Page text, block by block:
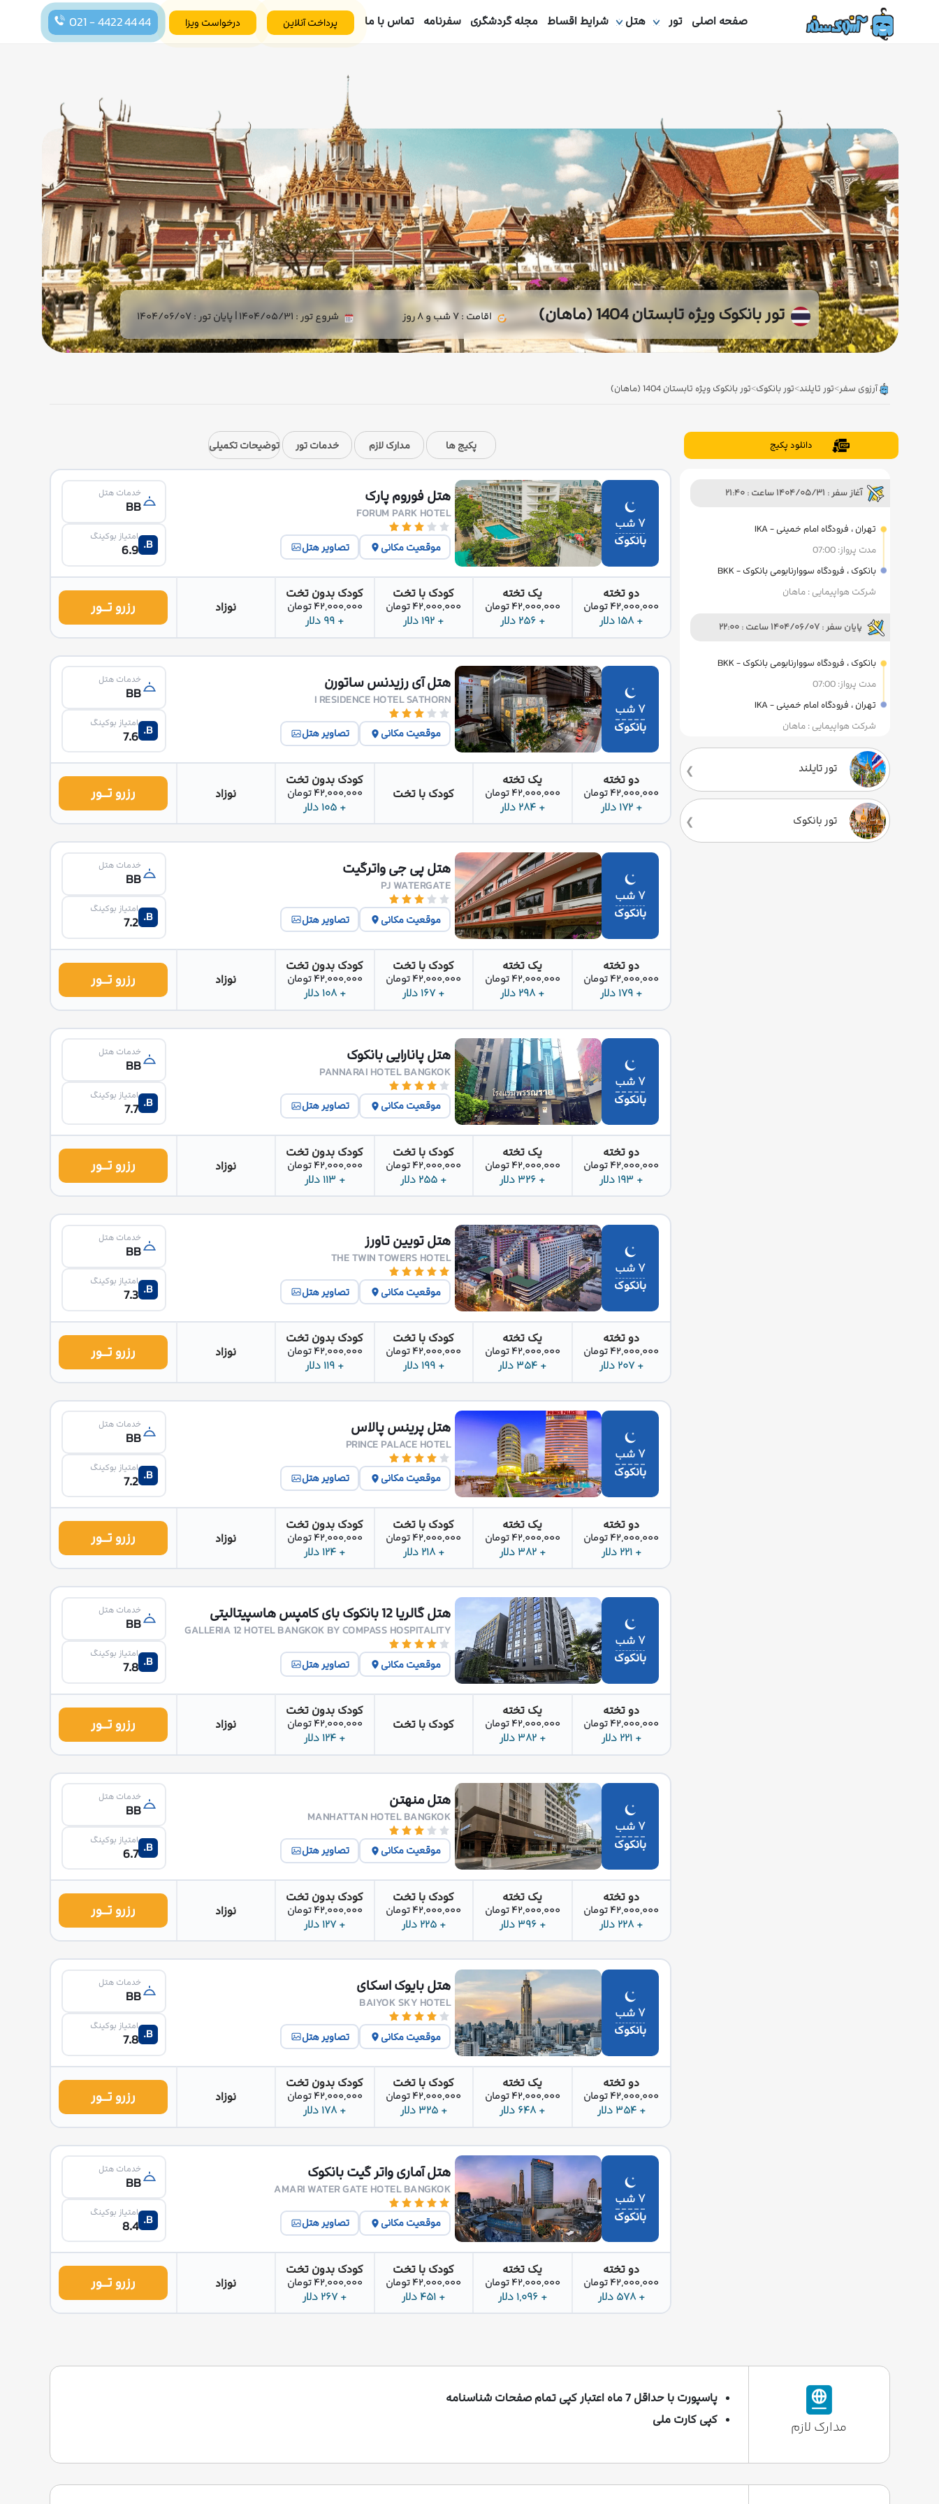
صفحه اصلی تور هتل شرایط اقساط مجله گردشگری سفرنامه تماس با ما درخواست ویزا 021 - 4422 44 44 پرداخت آنلاین
تور بانکوک ویژه تابستان 1404 (ماهان) اقامت : 7 شب و 8 روز شروع تور : 1404/05/31 | پایان تور : 1404/06/07
آرزوی سفر>تور تایلند>تور بانکوک>تور بانکوک ویژه تابستان 1404 (ماهان)
دانلود پکیج پکیج ها مدارک لازم خدمات تور توضیحات تکمیلی
آغاز سفر : 1404/05/31 ساعت : 21:40
تهران ، فرودگاه امام خمینی - IKA
مدت پرواز: 07:00
بانکوک ، فرودگاه سووارنابومی بانکوک - BKK
شرکت هواپیمایی : ماهان
پایان سفر : 1404/06/07 ساعت : 22:00
بانکوک ، فرودگاه سووارنابومی بانکوک - BKK
مدت پرواز: 07:00
تهران ، فرودگاه امام خمینی - IKA
شرکت هواپیمایی : ماهان
تور تایلند
تور بانکوک
۷ شب
بانکوک
هتل فوروم پارک
FORUM PARK HOTEL
موقعیت مکانی تصاویر هتل
خدمات هتل
BB
B. امتیاز بوکینگ
6.9
دو تخته
42,000,000 تومان
+ 158 دلار
یک تخته
42,000,000 تومان
+ 256 دلار
کودک با تخت
42,000,000 تومان
+ 192 دلار
کودک بدون تخت
42,000,000 تومان
+ 99 دلار
نوزاد رزرو تــور
۷ شب
بانکوک
هتل آی رزیدنس ساتورن
I RESIDENCE HOTEL SATHORN
موقعیت مکانی تصاویر هتل
خدمات هتل
BB
B. امتیاز بوکینگ
7.6
دو تخته
42,000,000 تومان
+ 172 دلار
یک تخته
42,000,000 تومان
+ 284 دلار
کودک با تخت
کودک بدون تخت
42,000,000 تومان
+ 105 دلار
نوزاد رزرو تــور
۷ شب
بانکوک
هتل پی جی واترگیت
PJ WATERGATE
موقعیت مکانی تصاویر هتل
خدمات هتل
BB
B. امتیاز بوکینگ
7.2
دو تخته
42,000,000 تومان
+ 179 دلار
یک تخته
42,000,000 تومان
+ 298 دلار
کودک با تخت
42,000,000 تومان
+ 167 دلار
کودک بدون تخت
42,000,000 تومان
+ 108 دلار
نوزاد رزرو تــور
۷ شب
بانکوک
هتل پانارایی بانکوک
PANNARAI HOTEL BANGKOK
موقعیت مکانی تصاویر هتل
خدمات هتل
BB
B. امتیاز بوکینگ
7.7
دو تخته
42,000,000 تومان
+ 193 دلار
یک تخته
42,000,000 تومان
+ 326 دلار
کودک با تخت
42,000,000 تومان
+ 255 دلار
کودک بدون تخت
42,000,000 تومان
+ 113 دلار
نوزاد رزرو تــور
۷ شب
بانکوک
هتل تویین تاورز
THE TWIN TOWERS HOTEL
موقعیت مکانی تصاویر هتل
خدمات هتل
BB
B. امتیاز بوکینگ
7.3
دو تخته
42,000,000 تومان
+ 207 دلار
یک تخته
42,000,000 تومان
+ 354 دلار
کودک با تخت
42,000,000 تومان
+ 199 دلار
کودک بدون تخت
42,000,000 تومان
+ 119 دلار
نوزاد رزرو تــور
۷ شب
بانکوک
هتل پرینس پالاس
PRINCE PALACE HOTEL
موقعیت مکانی تصاویر هتل
خدمات هتل
BB
B. امتیاز بوکینگ
7.2
دو تخته
42,000,000 تومان
+ 221 دلار
یک تخته
42,000,000 تومان
+ 382 دلار
کودک با تخت
42,000,000 تومان
+ 218 دلار
کودک بدون تخت
42,000,000 تومان
+ 124 دلار
نوزاد رزرو تــور
۷ شب
بانکوک
هتل گالریا 12 بانکوک بای کامپس هاسپیتالیتی
GALLERIA 12 HOTEL BANGKOK BY COMPASS HOSPITALITY
موقعیت مکانی تصاویر هتل
خدمات هتل
BB
B. امتیاز بوکینگ
7.8
دو تخته
42,000,000 تومان
+ 221 دلار
یک تخته
42,000,000 تومان
+ 382 دلار
کودک با تخت
کودک بدون تخت
42,000,000 تومان
+ 124 دلار
نوزاد رزرو تــور
۷ شب
بانکوک
هتل منهتن
MANHATTAN HOTEL BANGKOK
موقعیت مکانی تصاویر هتل
خدمات هتل
BB
B. امتیاز بوکینگ
6.7
دو تخته
42,000,000 تومان
+ 228 دلار
یک تخته
42,000,000 تومان
+ 396 دلار
کودک با تخت
42,000,000 تومان
+ 225 دلار
کودک بدون تخت
42,000,000 تومان
+ 127 دلار
نوزاد رزرو تــور
۷ شب
بانکوک
هتل بایوک اسکای
BAIYOK SKY HOTEL
موقعیت مکانی تصاویر هتل
خدمات هتل
BB
B. امتیاز بوکینگ
7.8
دو تخته
42,000,000 تومان
+ 354 دلار
یک تخته
42,000,000 تومان
+ 648 دلار
کودک با تخت
42,000,000 تومان
+ 325 دلار
کودک بدون تخت
42,000,000 تومان
+ 178 دلار
نوزاد رزرو تــور
۷ شب
بانکوک
هتل آماری واتر گیت بانکوک
AMARI WATER GATE HOTEL BANGKOK
موقعیت مکانی تصاویر هتل
خدمات هتل
BB
B. امتیاز بوکینگ
8.4
دو تخته
42,000,000 تومان
+ 578 دلار
یک تخته
42,000,000 تومان
+ 1,096 دلار
کودک با تخت
42,000,000 تومان
+ 451 دلار
کودک بدون تخت
42,000,000 تومان
+ 267 دلار
نوزاد رزرو تــور
مدارک لازم
پاسپورت با حداقل 7 ماه اعتبار کپی تمام صفحات شناسنامه
کپی کارت ملی